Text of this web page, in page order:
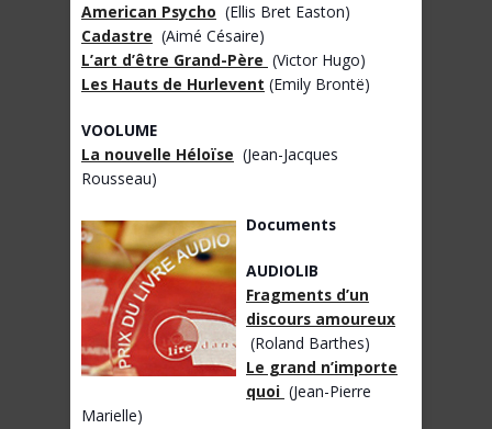
American Psycho (Ellis Bret Easton)
Cadastre (Aimé Césaire)
L’art d’être Grand-Père (Victor Hugo)
Les Hauts de Hurlevent (Emily Brontë)
VOOLUME
La nouvelle Héloïse (Jean-Jacques
Rousseau)
Documents
AUDIOLIB
Fragments d’un
discours amoureux
(Roland Barthes)
Le grand n’importe
quoi (Jean-Pierre
Marielle)